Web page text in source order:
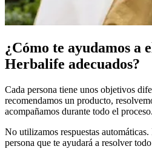
¿Cómo te ayudamos a
Herbalife adecuados?
Cada persona tiene unos objetivos
recomendamos un producto,
acompañamos durante todo el proceso.
No utilizamos respuestas
persona que te ayudará a resolver